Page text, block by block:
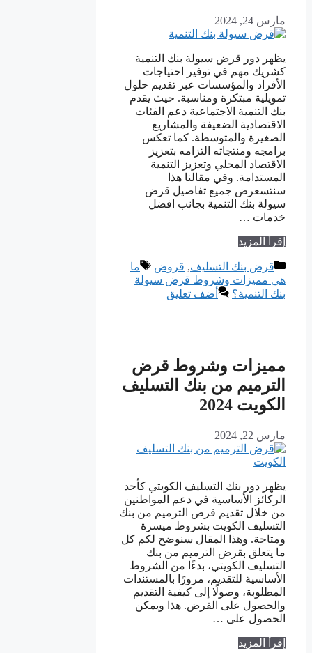
مارس 24, 2024
يظهر دور قرض سيولة بنك التنمية
كشريك مهم في توفير احتياجات
الأفراد والمؤسسات عبر تقديم حلول
تمويلية مبتكرة ومناسبة. حيث يقدم
بنك التنمية الاجتماعية دعم الفئات
الاقتصادية الضعيفة والمشاريع
الصغيرة والمتوسطة. كما تعكس
برامجه ومنتجاته التزامه بتعزيز
الاقتصاد المحلي وتعزيز التنمية
المستدامة. وفي مقالنا هذا
سنتسعرض جميع تفاصيل قرض
سيولة بنك التنمية بجانب افضل
خدمات …
إقرأ المزيد
التصنيفات
قرض بنك التسليف, قروض الوسوم
ما
هي مميزات وشروط قرض سيولة
بنك التنمية؟
أضف تعليق
مميزات وشروط قرض
الترميم من بنك التسليف
الكويت 2024
مارس 22, 2024
يظهر دور بنك التسليف الكويتي كأحد
الركائز الأساسية في دعم المواطنين
من خلال تقديم قرض الترميم من بنك
التسليف الكويت بشروط ميسرة
ومتاحة. وهذا المقال سنوضح لكم كل
ما يتعلق بقرض الترميم من بنك
التسليف الكويتي، بدءًا من الشروط
الأساسية للتقديم، مرورًا بالمستندات
المطلوبة، وصولًا إلى كيفية التقديم
والحصول على القرض. هذا ويمكن
الحصول على …
إقرأ المزيد